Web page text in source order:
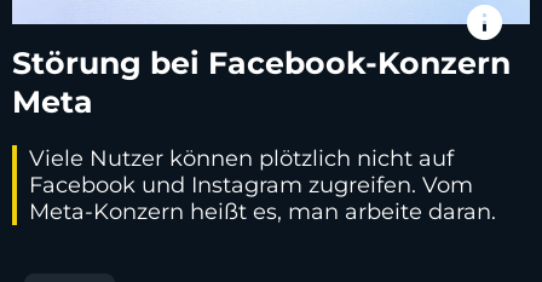
info
Störung bei Facebook-Konzern
Meta
Viele Nutzer können plötzlich nicht auf
Facebook und Instagram zugreifen. Vom
Meta-Konzern heißt es, man arbeite daran.